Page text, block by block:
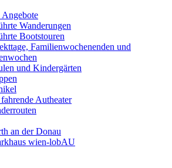
Wanderungen
Bootstouren
Familienwochenenden und
und Kindergärten
Autheater
an der Donau
wien-lobAU